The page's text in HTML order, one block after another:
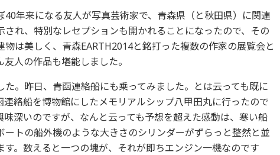
年来になる友人が写真芸術家で、青森県（と秋田県）に関連
れ、特別なレセプションも開かれることになったので、その
は美しく、青森EARTH2014と銘打った複数の作家の展覧会と
人の作品も堪能しました。
。昨日、青函連絡船にも乗ってみました。とは云っても既に
絡船を博物館にしたメモリアルシップ八甲田丸に行ったので
深いのですが、なんと云っても予想を超えた感動は、寒い船
トの船外機のような大きさのシリンダーがずらっと整然と並
。数えると一つの塊が、それが即ちエンジン一機なのです